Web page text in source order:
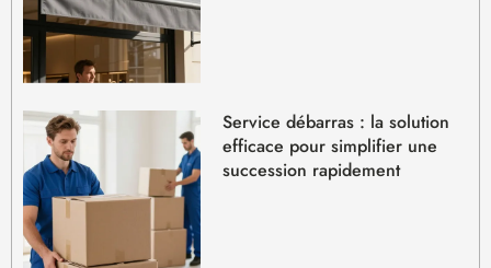
Service débarras : la solution
efficace pour simplifier une
succession rapidement